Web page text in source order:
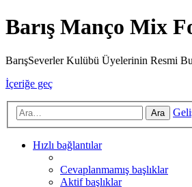
Barış Manço Mix
BarışSeverler Kulübü Üyelerinin Resmi
İçeriğe geç
Ara
Hızlı bağlantılar
Cevaplanmamış başlıklar
Aktif başlıklar